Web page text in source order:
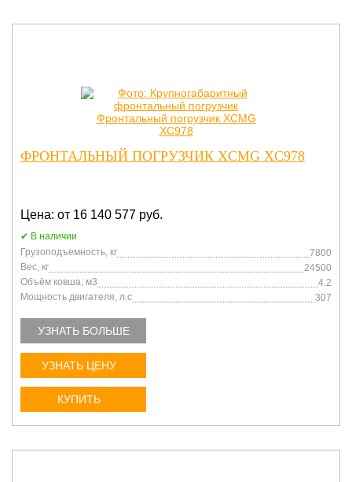
ФРОНТАЛЬНЫЙ ПОГРУЗЧИК XCMG XC978
Цена: от 16 140 577 руб.
В наличии
Грузоподъемность, кг
7800
Вес, кг
24500
Объём ковша, м3
4.2
Мощность двигателя, л.с
307
УЗНАТЬ БОЛЬШЕ
УЗНАТЬ ЦЕНУ
КУПИТЬ